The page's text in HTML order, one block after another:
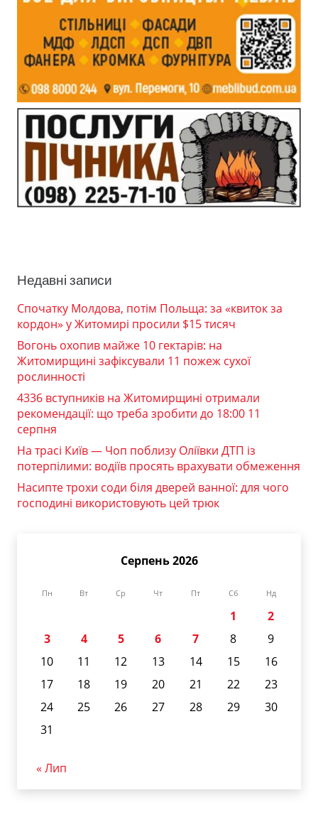
Недавні записи
Спочатку Молдова, потім Польща: за «квиток за
кордон» у Житомирі просили $15 тисяч
Вогонь охопив майже 10 гектарів: на
Житомирщині зафіксували 11 пожеж сухої
рослинності
4336 вступників на Житомирщині отримали
рекомендації: що треба зробити до 18:00 11
серпня
На трасі Київ — Чоп поблизу Оліївки ДТП із
потерпілими: водіїв просять врахувати обмеження
Насипте трохи соди біля дверей ванної: для чого
господині використовують цей трюк
Серпень 2026
Пн Вт Ср Чт Пт Сб Нд
1
2
3
4 5 6 7 8
9
10
11 12 13 14 15
16
17
18 19 20 21 22
23
24
25 26 27 28 29
30
31
« Лип